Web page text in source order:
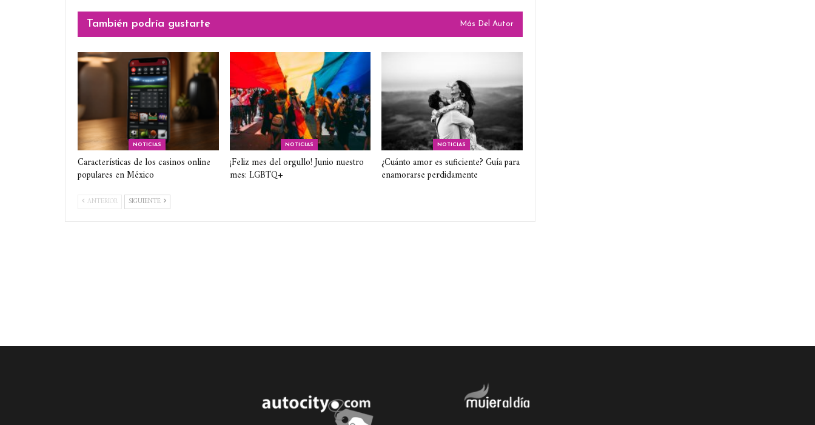
También podría gustarte Más Del Autor
NOTICIAS
Características de los casinos online
populares en México
NOTICIAS
¡Feliz mes del orgullo! Junio nuestro
mes: LGBTQ+
NOTICIAS
¿Cuánto amor es suficiente? Guía para
enamorarse perdidamente
ANTERIOR SIGUIENTE